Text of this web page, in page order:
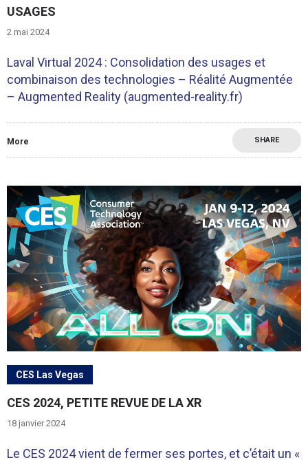
USAGES
2 mai 2024
Laval Virtual 2024 : Consolidation des usages et
combinaison des technologies – Réalité Augmentée
– Augmented Reality (augmented-reality.fr)
More SHARE
CES Las Vegas
CES 2024, PETITE REVUE DE LA XR
18 janvier 2024
Le CES 2024 vient de fermer ses portes, et c’était un «